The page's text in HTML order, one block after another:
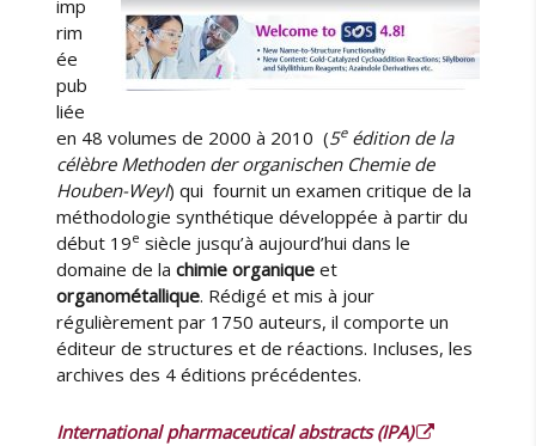
e
P
0
/
0
3
imp
rim
ée
pub
liée
en 48 volumes de 2000 à 2010 (5eédition de la
célèbre Methoden der organischen Chemie de
Houben-Weyl) qui fournit un examen critique de la
méthodologie synthétique développée à partir du
début 19e siècle jusqu’à aujourd’hui dans le
domaine de lachimie organique et
organométallique. Rédigé et mis à jour
régulièrement par 1750 auteurs, il comporte un
éditeur de structures et de réactions. Incluses, les
archives des 4 éditions précédentes.
International pharmaceutical abstracts (IPA)